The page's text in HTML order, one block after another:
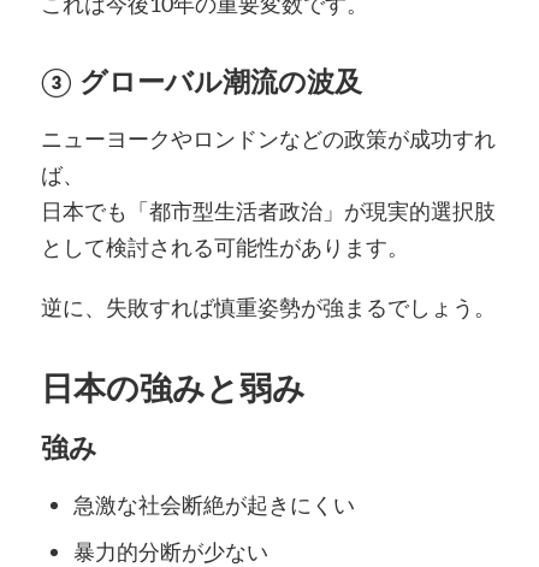
③ グローバル潮流の波及
ニューヨークやロンドンなどの政策が成功すれ
ば、
日本でも「都市型生活者政治」が現実的選択肢
として検討される可能性があります。
逆に、失敗すれば慎重姿勢が強まるでしょう。
日本の強みと弱み
強み
急激な社会断絶が起きにくい
暴力的分断が少ない